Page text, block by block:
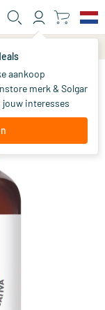
aankoop
merk & Solgar
jouw interesses
vanaf 13.